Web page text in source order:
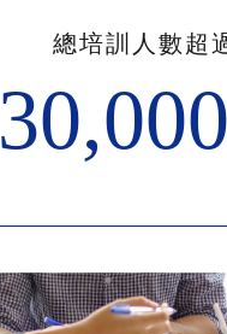
總培訓人數超
30,000